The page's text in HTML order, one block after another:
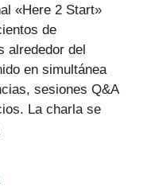
«Here 2 Start»
de
alrededor del
en simultánea
sesiones Q&A
La charla se